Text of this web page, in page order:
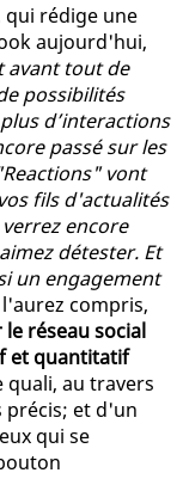
qui rédige une
aujourd'hui,
avant tout de
possibilités
d’interactions
passé sur les
vont
fils d'actualités
encore
détester. Et
un engagement
l'aurez compris,
réseau social
et quantitatif
quali, au travers
précis; et d'un
qui se